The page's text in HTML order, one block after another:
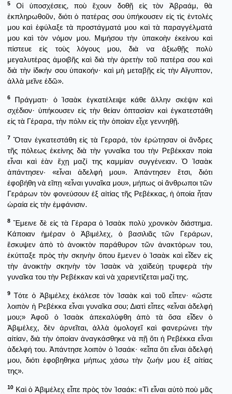
5
Οἱ ὑποσχέσεις, ποὺ ἔχουν δοθῇ εἰς τὸν Ἀβραάμ, θὰ
ἐκπληρωθοῦν, διότι ὁ πατέρας σου ὑπήκουσεν εἰς τὶς ἐντολές
μου καὶ ἐφύλαξε τὰ προστάγματά μου καὶ τὰ παραγγέλματά
μου καὶ τὸν νόμον μου. Μιμήσου τὴν ὑπακοὴν ἐκείνου καὶ
πίστευε εἰς τοὺς λόγους μου, διὰ να ἀξιωθῇς πολὺ
μεγαλυτέρας ἀμοιβῆς καὶ διὰ τὴν ἀρετὴν τοῦ πατέρα σου καὶ
διὰ τὴν ἰδικήν σου ὑπακοήν· καὶ μὴ μεταβῇς εἰς τὴν Αἴγυπτον,
ἀλλὰ μεῖνε ἐδῶ».
6
Πράγματι· ὁ Ἰσαὰκ ἐγκατέλειψε κάθε ἄλλην σκέψιν καὶ
σχέδιον· ὑπήκουσεν εἰς τὴν θείαν ὀπτασίαν καὶ ἐγκατεστάθη
εἰς τὰ Γέραρα, τὴν πόλιν εἰς τὴν ὁποίαν εἶχε γεννηθῇ.
7 Ὅταν ἐγκατεστάθη εἰς τὰ Γεραρά, τὸν ἐρώτησαν οἱ ἄνδρες
τῆς πόλεως ἐκείνης διὰ τὴν γυναῖκα του τὴν Ρεβέκκαν ποία
εἶναι καὶ ἐὰν ἔχῃ μαζί της καμμίαν συγγένειαν. Ὁ Ἰσαὰκ
ἀπάντησεν· «εἶναι ἀδελφή μου». Ἀπάντησεν ἔτσι, διότι
ἐφοβήθη νὰ εἴπῃ «εἶναι γυναῖκα μου», μήπως οἱ ἄνθρωποι τῶν
Γεράρων τὸν φονεύσουν ἐξ αἰτίας τῆς Ρεβέκκας, ἡ ὁποία ἦταν
ὡραία εἰς τὴν ἐμφάνισιν.
8 Ἔμεινε δὲ εἰς τὰ Γέραρα ὁ Ἰσαὰκ πολὺ χρονικὸν διάστημα.
Κάποιαν ἡμέραν ὁ Ἀβιμέλεχ, ὁ βασιλιᾶς τῶν Γεράρων,
ἔσκυψεν ἀπὸ τὸ ἀνοικτὸν παράθυρον τῶν ἀνακτόρων του,
ἐκύτταξε πρὸς τὴν σκηνὴν ὅπου ἔμενεν ὁ Ἰσαὰκ καὶ εἶδεν εἰς
τὴν ἀνοικτὴν σκηνὴν τὸν Ἰσαὰκ νὰ χαϊδεύῃ τρυφερὰ τὴν
γυναῖκα του τὴν Ρεβέκκαν καὶ νὰ χαριεντίζεται μαζί της.
9 Τότε ὁ Ἀβιμέλεχ ἐκάλεσε τὸν Ἰσαὰκ καὶ τοῦ εἶπεν· «ὥστε
λοιπὸν ἡ Ρεβέκκα εἶναι γυναῖκα σου; Διατὶ εἶπες «εἶναι ἀδελφή
μου;» Ἀφοῦ ὁ Ἰσαὰκ ἀπεκαλύφθη ἀπὸ τὰ ὅσα εἶδεν ὁ
Ἀβιμέλεχ, δὲν ἀρνεῖται, ἀλλὰ ὁμολογεῖ καὶ φανερώνει τὴν
αἰτίαν, διὰ τὴν ὁποίαν ἀναγκάσθηκε νὰ πῇ ὅτι ἡ Ρεβέκκα εἶναι
ἀδελφή του. Ἀπάντησε λοιπὸν ὁ Ἰσαάκ· «εἶπα ὅτι εἶναι ἀδελφή
μου, διότι ἐφοβηθηκα μήπως χάσω τὴν ζωήν μου ἐξ αἰτίας
της».
10 Καὶ ὁ Ἀβιμέλεχ εἶπε πρὸς τὸν Ἰσαάκ: «Τὶ εἶναι αὐτὸ ποὺ μᾶς